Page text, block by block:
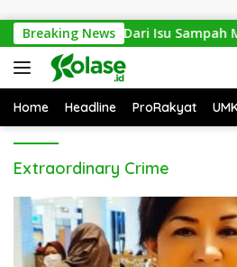
Breaking News
Expo 2026: Dari Isu Sampah
Home Headline ProRakyat
Extraordinary Crime